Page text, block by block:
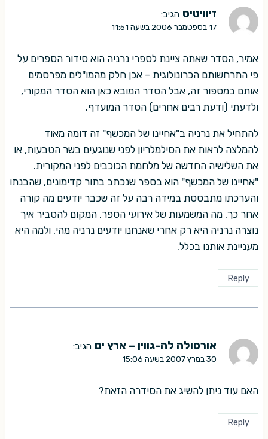
זיוויטיס הגיב:
17 בספטמבר 2006 בשעה 11:51
אמיר, הסדר שאתה ציינת לספרי נרניה הוא סידור הספרים על
פי התרחשותם הכרונולוגית – אכן חלק מהמו"לים מפרסמים
אותם במספור זה, אבל הסדר המובא כאן הוא הסדר המקורי,
ולדעתי (ודעת רבים אחרים) הסדר המועדף.
להתחיל את נרניה ב"אחיינו של המכשף" זה דומה מאוד
להמלצה לראות את הסילמלריון לפני שנוגעים בשר הטבעות, או
את השלישיה החדשה של מלחמת הכוכבים לפני המקורית.
"אחיינו של המכשף" הוא בספר שנכתב בתור קדימונים, שהבנתו
והערכתו מתבססת במידה רבה על זה שכבר יודעים מה קורה
אחר כך, מה המשמעות של אירועי הספר. המקום להסביר איך
נוצרה נרניה היא רק אחרי שאנחנו יודעים נרניה מהי, ולמה היא
מעניינת אותנו בכלל.
Reply
אורסולה לה-גווין – ארץ ים הגיב:
30 במרץ 2007 בשעה 15:06
האם עוד ניתן להשיג את הסידרה הזאת?
Reply